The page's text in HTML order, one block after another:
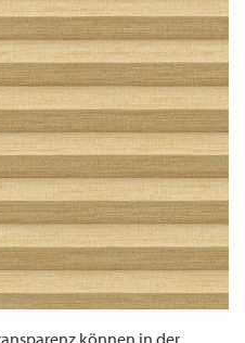
können in der